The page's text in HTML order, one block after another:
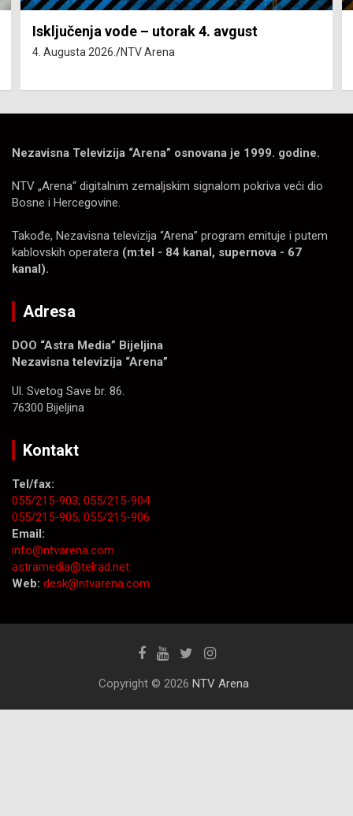
Isključenja vode – utorak 4. avgust
4. Augusta 2026. NTV Arena
Nezavisna Televizija “Arena” osnovana je 1999. godine.
NTV „Arena“ digitalnim zemaljskim signalom pokriva veći dio
Bosne i Hercegovine.
Takođe, Nezavisna televizija “Arena” program emituje i putem
kablovskih operatera (m:tel - 84 kanal, supernova - 67
kanal).
Adresa
DOO “Astra Media” Bijeljina
Nezavisna televizija “Arena”
Ul. Svetog Save br. 86.
76300 Bijeljina
Kontakt
Tel/fax:
055/215-903; 055/215-904
055/215-905; 055/215-906
Email:
info@ntvarena.com
astramedia@telrad.net
Web: desk@ntvarena.com
Copyright © 2026 NTV Arena